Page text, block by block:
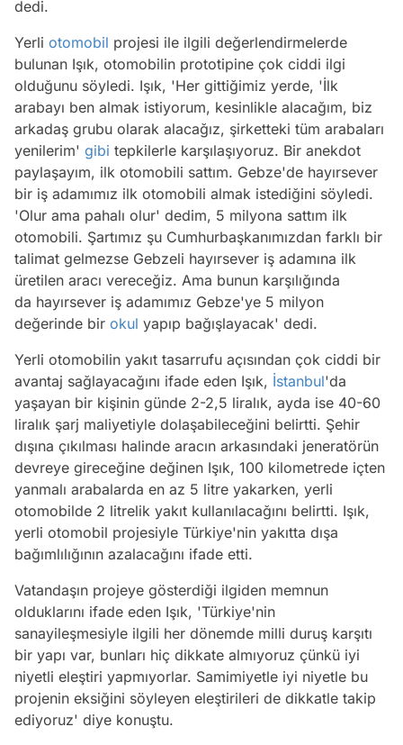
dedi.
Yerli otomobil projesi ile ilgili değerlendirmelerde
bulunan Işık, otomobilin prototipine çok ciddi ilgi
olduğunu söyledi. Işık, 'Her gittiğimiz yerde, 'İlk
arabayı ben almak istiyorum, kesinlikle alacağım, biz
arkadaş grubu olarak alacağız, şirketteki tüm arabaları
yenilerim' gibi tepkilerle karşılaşıyoruz. Bir anekdot
paylaşayım, ilk otomobili sattım. Gebze'de hayırsever
bir iş adamımız ilk otomobili almak istediğini söyledi.
'Olur ama pahalı olur' dedim, 5 milyona sattım ilk
otomobili. Şartımız şu Cumhurbaşkanımızdan farklı bir
talimat gelmezse Gebzeli hayırsever iş adamına ilk
üretilen aracı vereceğiz. Ama bunun karşılığında
da hayırsever iş adamımız Gebze'ye 5 milyon
değerinde bir okul yapıp bağışlayacak' dedi.
Yerli otomobilin yakıt tasarrufu açısından çok ciddi bir
avantaj sağlayacağını ifade eden Işık, İstanbul'da
yaşayan bir kişinin günde 2-2,5 liralık, ayda ise 40-60
liralık şarj maliyetiyle dolaşabileceğini belirtti. Şehir
dışına çıkılması halinde aracın arkasındaki jeneratörün
devreye gireceğine değinen Işık, 100 kilometrede içten
yanmalı arabalarda en az 5 litre yakarken, yerli
otomobilde 2 litrelik yakıt kullanılacağını belirtti. Işık,
yerli otomobil projesiyle Türkiye'nin yakıtta dışa
bağımlılığının azalacağını ifade etti.
Vatandaşın projeye gösterdiği ilgiden memnun
olduklarını ifade eden Işık, 'Türkiye'nin
sanayileşmesiyle ilgili her dönemde milli duruş karşıtı
bir yapı var, bunları hiç dikkate almıyoruz çünkü iyi
niyetli eleştiri yapmıyorlar. Samimiyetle iyi niyetle bu
projenin eksiğini söyleyen eleştirileri de dikkatle takip
ediyoruz' diye konuştu.